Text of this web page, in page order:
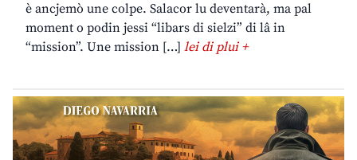
è ancjemò une colpe. Salacor lu deventarà, ma pal
moment o podin jessi “libars di sielzi” di lâ in
“mission”. Une mission […] lei di plui +